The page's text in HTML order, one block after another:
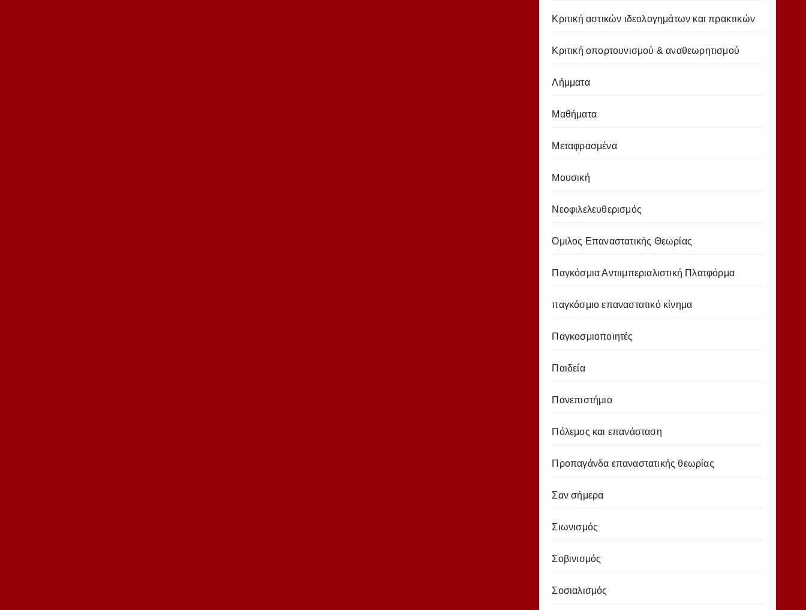
Κριτική αστικών ιδεολογημάτων και πρακτικών
Κριτική οπορτουνισμού & αναθεωρητισμού
Λήμματα
Μαθήματα
Μεταφρασμένα
Μουσική
Νεοφιλελευθερισμός
Όμιλος Επαναστατικής Θεωρίας
Παγκόσμια Αντιιμπεριαλιστική Πλατφόρμα
παγκόσμιο επαναστατικό κίνημα
Παγκοσμιοποιητές
Παιδεία
Πανεπιστήμιο
Πόλεμος και επανάσταση
Προπαγάνδα επαναστατικής θεωρίας
Σαν σήμερα
Σιωνισμός
Σοβινισμός
Σοσιαλισμός